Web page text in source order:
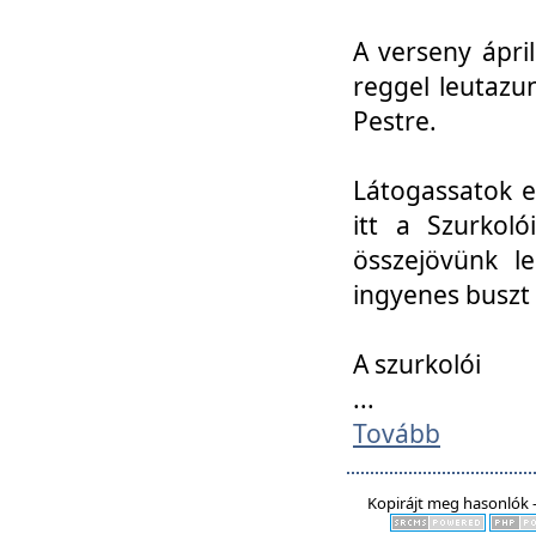
A verseny
reggel
Pestre.
Látogassatok
itt a
összejövünk
ingyenes
A szurkolói
...
Tovább
Kopirájt meg hasonlók